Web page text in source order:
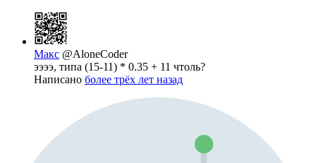
Макс @AloneCoder
ээээ, типа (15-11) * 0.35 + 11 чтоль?
Написано более трёх лет назад